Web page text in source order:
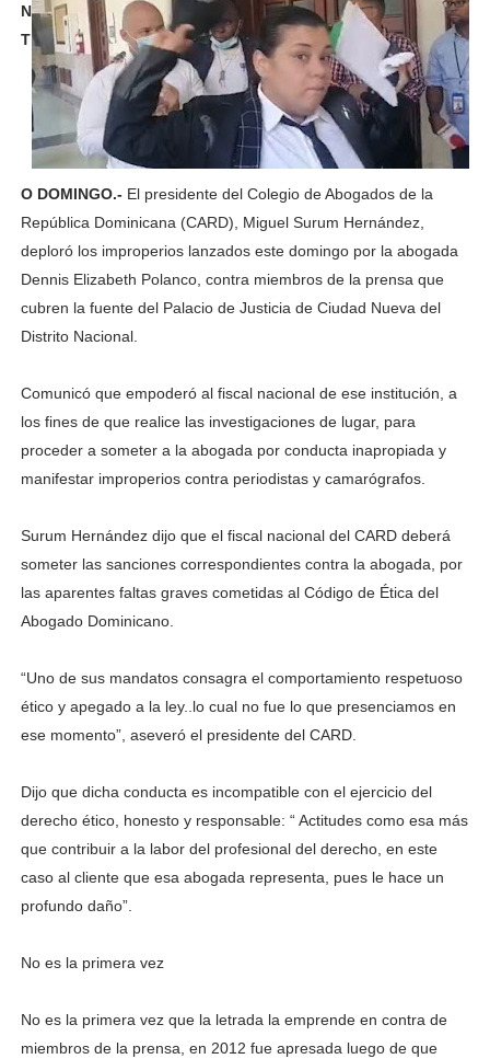
N
T
O DOMINGO.- El presidente del Colegio de Abogados de la
República Dominicana (CARD), Miguel Surum Hernández,
deploró los improperios lanzados este domingo por la abogada
Dennis Elizabeth Polanco, contra miembros de la prensa que
cubren la fuente del Palacio de Justicia de Ciudad Nueva del
Distrito Nacional.
Comunicó que empoderó al fiscal nacional de ese institución, a
los fines de que realice las investigaciones de lugar, para
proceder a someter a la abogada por conducta inapropiada y
manifestar improperios contra periodistas y camarógrafos.
Surum Hernández dijo que el fiscal nacional del CARD deberá
someter las sanciones correspondientes contra la abogada, por
las aparentes faltas graves cometidas al Código de Ética del
Abogado Dominicano.
“Uno de sus mandatos consagra el comportamiento respetuoso
ético y apegado a la ley..lo cual no fue lo que presenciamos en
ese momento”, aseveró el presidente del CARD.
Dijo que dicha conducta es incompatible con el ejercicio del
derecho ético, honesto y responsable: “ Actitudes como esa más
que contribuir a la labor del profesional del derecho, en este
caso al cliente que esa abogada representa, pues le hace un
profundo daño”.
No es la primera vez
No es la primera vez que la letrada la emprende en contra de
miembros de la prensa, en 2012 fue apresada luego de que